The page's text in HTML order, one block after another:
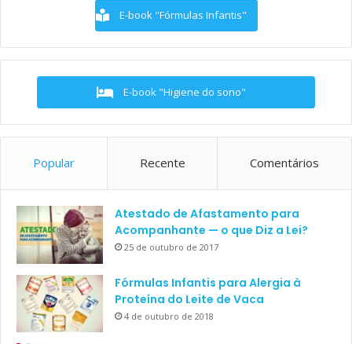
E-book "Fórmulas Infantis"
E-book "Higiene do sono"
Popular Recente Comentários
Atestado de Afastamento para
Acompanhante — o que Diz a Lei?
25 de outubro de 2017
Fórmulas Infantis para Alergia à
Proteína do Leite de Vaca
4 de outubro de 2018